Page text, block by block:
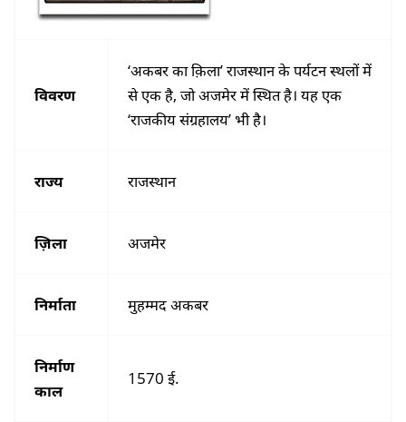
विवरण
‘अकबर का क़िला’ राजस्थान के पर्यटन स्थलों में
से एक है, जो अजमेर में स्थित है। यह एक
‘राजकीय संग्रहालय’ भी है।
राज्य राजस्थान
ज़िला अजमेर
निर्माता मुहम्मद अकबर
निर्माण
काल
1570 ई.